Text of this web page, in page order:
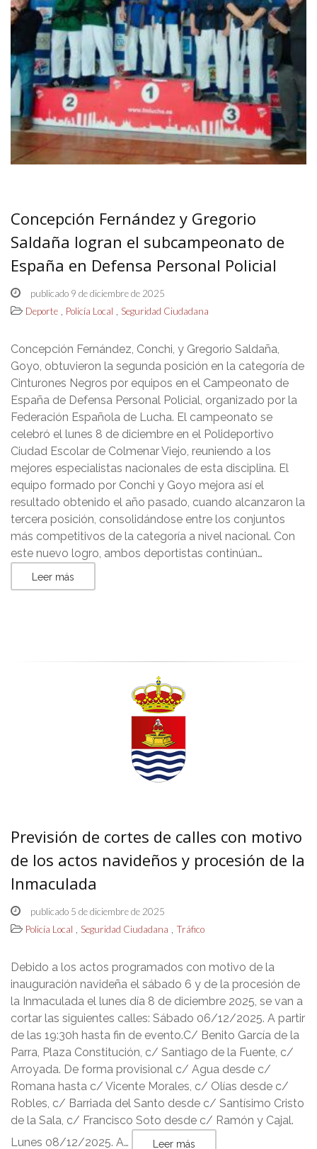
Concepción Fernández y Gregorio
Saldaña logran el subcampeonato de
España en Defensa Personal Policial
publicado 9 de diciembre de 2025
Deporte , Policía Local , Seguridad Ciudadana
Concepción Fernández, Conchi, y Gregorio Saldaña,
Goyo, obtuvieron la segunda posición en la categoría de
Cinturones Negros por equipos en el Campeonato de
España de Defensa Personal Policial, organizado por la
Federación Española de Lucha. El campeonato se
celebró el lunes 8 de diciembre en el Polideportivo
Ciudad Escolar de Colmenar Viejo, reuniendo a los
mejores especialistas nacionales de esta disciplina. El
equipo formado por Conchi y Goyo mejora así el
resultado obtenido el año pasado, cuando alcanzaron la
tercera posición, consolidándose entre los conjuntos
más competitivos de la categoría a nivel nacional. Con
este nuevo logro, ambos deportistas continúan…
Leer más
Previsión de cortes de calles con motivo
de los actos navideños y procesión de la
Inmaculada
publicado 5 de diciembre de 2025
Policía Local , Seguridad Ciudadana , Tráfico
Debido a los actos programados con motivo de la
inauguración navideña el sábado 6 y de la procesión de
la Inmaculada el lunes día 8 de diciembre 2025, se van a
cortar las siguientes calles: Sábado 06/12/2025. A partir
de las 19:30h hasta fin de evento.C/ Benito García de la
Parra, Plaza Constitución, c/ Santiago de la Fuente, c/
Arroyada. De forma provisional c/ Agua desde c/
Romana hasta c/ Vicente Morales, c/ Olías desde c/
Robles, c/ Barriada del Santo desde c/ Santísimo Cristo
de la Sala, c/ Francisco Soto desde c/ Ramón y Cajal.
Lunes 08/12/2025. A…
Leer más